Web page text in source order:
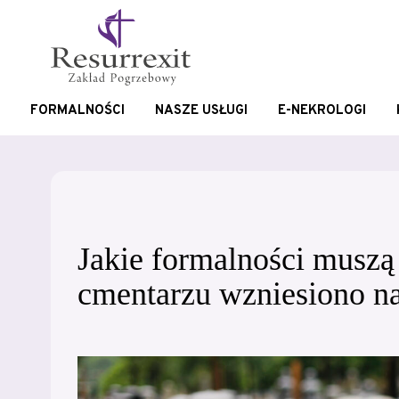
FORMALNOŚCI NASZE USŁUGI E-NEKROLOGI
Jakie formalności
cmentarzu wzniesiono